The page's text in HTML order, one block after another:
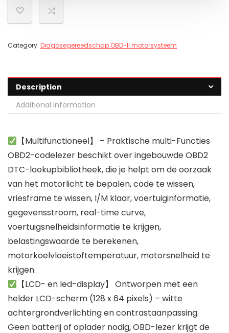
Category: Diagosegereedschap OBD-II motorsysteem
Description
Additional information
【Multifunctioneel】 – Praktische multi-Functies
OBD2-codelezer beschikt over ingebouwde OBD2
DTC-lookupbibliotheek, die je helpt om de oorzaak
van het motorlicht te bepalen, code te wissen,
vriesframe te wissen, I/M klaar, voertuiginformatie,
gegevensstroom, real-time curve,
voertuigsnelheidsinformatie te krijgen,
belastingswaarde te berekenen,
motorkoelvloeistoftemperatuur, motorsnelheid te
krijgen.
【LCD- en led-display】 Ontworpen met een
helder LCD-scherm (128 x 64 pixels) – witte
achtergrondverlichting en contrastaanpassing.
Geen batterij of oplader nodig, OBD-lezer krijgt de